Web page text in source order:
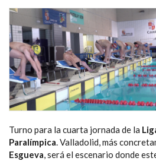
Turno para la cuarta jornada de la
Paralímpica. Valladolid, más
Esgueva, será el escenario donde